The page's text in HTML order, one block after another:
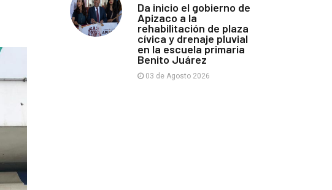
Da inicio el gobierno de
Apizaco a la
rehabilitación de plaza
cívica y drenaje pluvial
en la escuela primaria
Benito Juárez
03 de Agosto 2026